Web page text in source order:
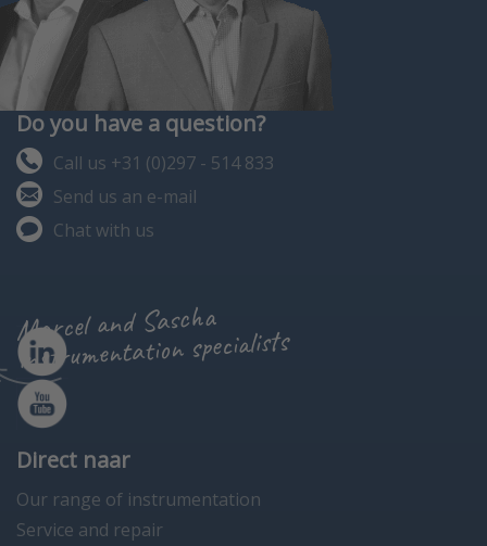
Do you have a question?
Call us +31 (0)297 - 514 833
Send us an e-mail
Chat with us
Marcel and Sascha
instrumentation specialists
Direct naar
Our range of instrumentation
Service and repair